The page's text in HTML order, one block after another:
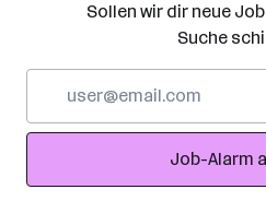
Sollen wir dir neue
Suche
Adresse
Job-Alarm